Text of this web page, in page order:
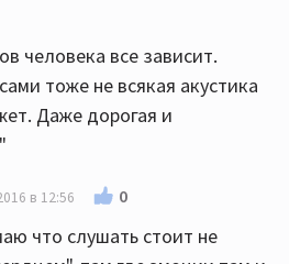
человека все зависит.
тоже не всякая акустика
Даже дорогая и
в 12:56 0
что слушать стоит не